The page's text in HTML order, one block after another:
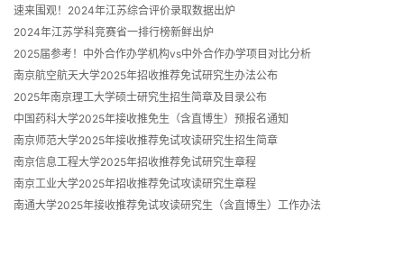
速来围观！2024年江苏综合评价录取数据出炉
2024年江苏学科竞赛省一排行榜新鲜出炉
2025届参考！中外合作办学机构vs中外合作办学项目对比分析
南京航空航天大学2025年招收推荐免试研究生办法公布
2025年南京理工大学硕士研究生招生简章及目录公布
中国药科大学2025年接收推免生（含直博生）预报名通知
南京师范大学2025年接收推荐免试攻读研究生招生简章
南京信息工程大学2025年招收推荐免试研究生章程
南京工业大学2025年招收推荐免试攻读研究生章程
南通大学2025年接收推荐免试攻读研究生（含直博生）工作办法